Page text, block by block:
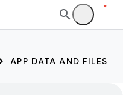
APP DATA AND FILES